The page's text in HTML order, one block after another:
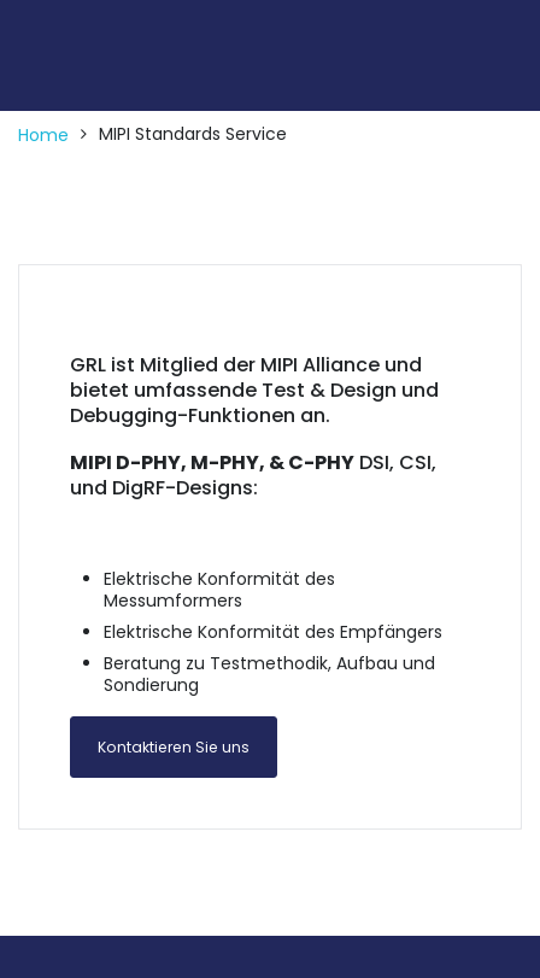
Home MIPI Standards Service
GRL ist Mitglied der MIPI Alliance und
bietet umfassende Test & Design und
Debugging-Funktionen an.
MIPI D-PHY, M-PHY, & C-PHY DSI, CSI,
und DigRF-Designs:
Elektrische Konformität des
Messumformers
Elektrische Konformität des Empfängers
Beratung zu Testmethodik, Aufbau und
Sondierung
Kontaktieren Sie uns